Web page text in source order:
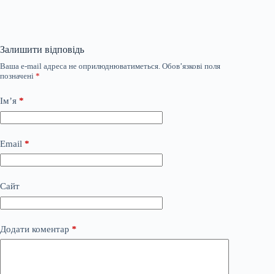
Залишити відповідь
Ваша e-mail адреса не оприлюднюватиметься. Обов’язкові поля
позначені *
Ім’я *
Email *
Сайт
Додати коментар *